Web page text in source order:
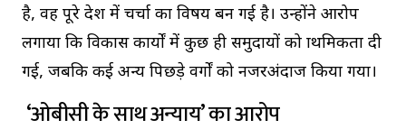
है, वह पूरे देश में चर्चा का विषय बन गई है। उन्होंने आरोप
लगाया कि विकास कार्यों में कुछ ही समुदायों को प्राथमिकता दी
गई, जबकि कई अन्य पिछड़े वर्गों को नजरअंदाज किया गया।
‘ओबीसी के साथ अन्याय’ का आरोप